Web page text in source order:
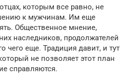
которым все равно, не
к мужчинам. Им еще
Общественное мнение,
наследников, продолжателей
чего еще. Традиция давит, и тут
не позволяет этот план
справляются.